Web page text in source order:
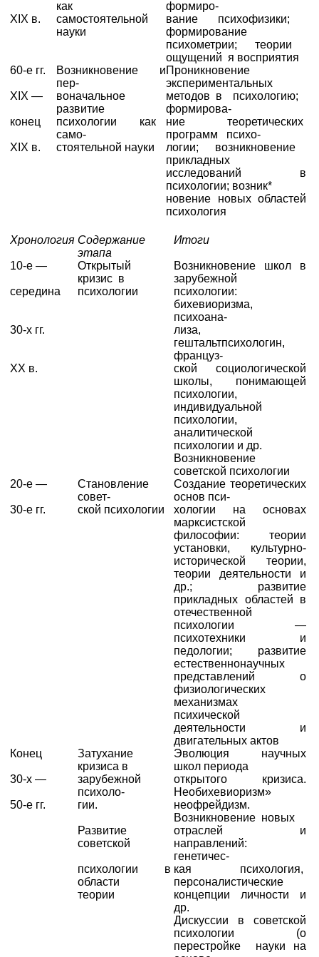
как
формиро-
XIX в.
самостоятельной
науки
вание психофизики;
формирование
психометрии; теории
ощущений я восприятия
60-е гг.
Возникновение и
пер-
Проникновение
экспериментальных
XIX —
воначальное
развитие
методов в психологию;
формирова-
конец
психологии как
само-
ние теоретических
программ психо-
XIX в.
стоятельной науки
логии; возникновение
прикладных
исследований в
психологии; возник*
новение новых областей
психология
Хронология Содержание
этапа
Итоги
10-е —
Открытый
кризис в
Возникновение школ в
зарубежной
середина
психологии
психологии:
бихевиоризма,
психоана-
30-х гг.
лиза,
гештальтпсихологин,
француз-
XX в.
ской социологической
школы, понимающей
психологии,
индивидуальной
психологии,
аналитической
психологии и др.
Возникновение
советской психологии
20-е —
Становление
совет-
Создание теоретических
основ пси-
30-е гг.
ской психологии
хологии на основах
марксистской
философии: теории
установки, культурно-
исторической теории,
теории деятельности и
др.; развитие
прикладных областей в
отечественной
психологии —
психотехники и
педологии; развитие
естественнонаучных
представлений о
физиологических
механизмах
психической
деятельности и
двигательных актов
Конец
Затухание
кризиса в
Эволюция научных
школ периода
30-х —
зарубежной
психоло-
открытого кризиса.
Необихевиоризм»
50-е гг.
гии.
неофрейдизм.
Возникновение новых
Развитие
советской
отраслей и
направлений:
генетичес-
психологии в
области
кая психология,
персоналистические
теории
концепции личности и
др.
Дискуссии в советской
психологии (о
перестройке науки на